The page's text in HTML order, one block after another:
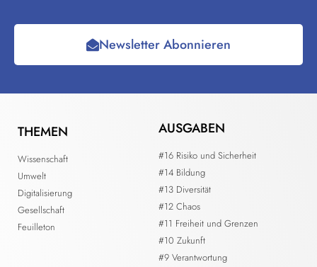
Newsletter Abonnieren
THEMEN
Wissenschaft
Umwelt
Digitalisierung
Gesellschaft
Feuilleton
AUSGABEN
#16 Risiko und Sicherheit
#14 Bildung
#13 Diversität
#12 Chaos
#11 Freiheit und Grenzen
#10 Zukunft
#9 Verantwortung